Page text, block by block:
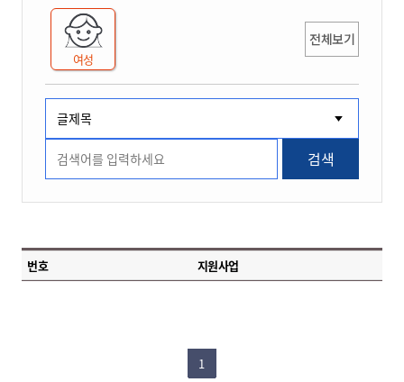
여성
전체보기
검색
번호 지원사업
1